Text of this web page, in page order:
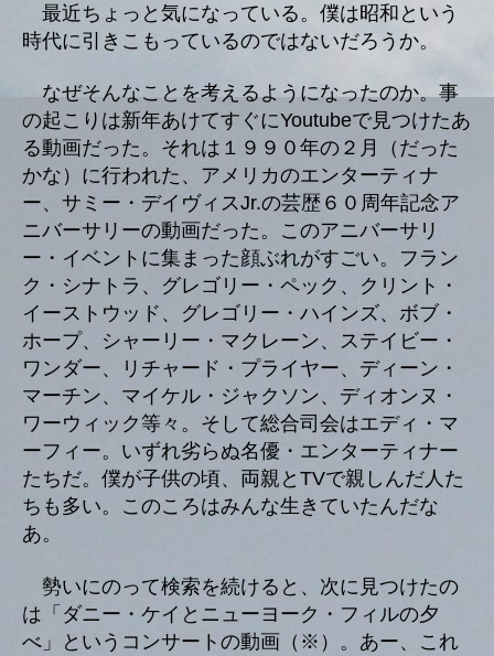
最近ちょっと気になっている。僕は昭和という
時代に引きこもっているのではないだろうか。
なぜそんなことを考えるようになったのか。事
の起こりは新年あけてすぐにYoutubeで見つけたあ
る動画だった。それは１９９０年の２月（だった
かな）に行われた、アメリカのエンターティナ
ー、サミー・デイヴィスJr.の芸歴６０周年記念ア
ニバーサリーの動画だった。このアニバーサリ
ー・イベントに集まった顔ぶれがすごい。フラン
ク・シナトラ、グレゴリー・ペック、クリント・
イーストウッド、グレゴリー・ハインズ、ボブ・
ホープ、シャーリー・マクレーン、ステイビー・
ワンダー、リチャード・プライヤー、ディーン・
マーチン、マイケル・ジャクソン、ディオンヌ・
ワーウィック等々。そして総合司会はエディ・マ
ーフィー。いずれ劣らぬ名優・エンターティナー
たちだ。僕が子供の頃、両親とTVで親しんだ人た
ちも多い。このころはみんな生きていたんだな
あ。
勢いにのって検索を続けると、次に見つけたの
は「ダニー・ケイとニューヨーク・フィルの夕
べ」というコンサートの動画（※）。あー、これ